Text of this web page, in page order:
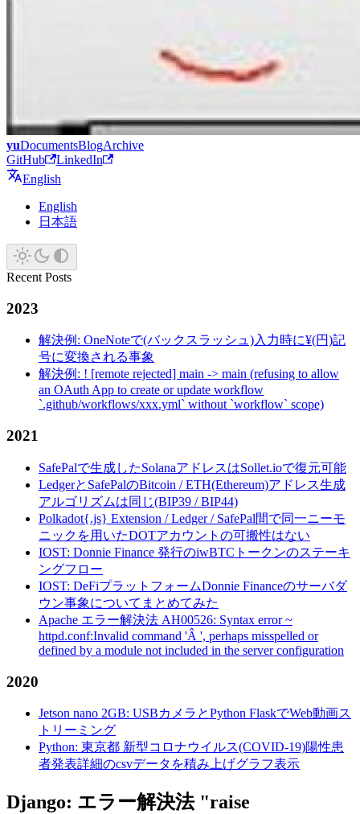
yuDocumentsBlogArchive
GitHub
LinkedIn
English
English
日本語
Recent Posts
2023
解決例: OneNoteで(バックスラッシュ)入力時に¥(円)記
号に変換される事象
解決例: ! [remote rejected] main -> main (refusing to allow
an OAuth App to create or update workflow
`.github/workflows/xxx.yml` without `workflow` scope)
2021
SafePalで生成したSolanaアドレスはSollet.ioで復元可能
LedgerとSafePalのBitcoin / ETH(Ethereum)アドレス生成
アルゴリズムは同じ(BIP39 / BIP44)
Polkadot{.js} Extension / Ledger / SafePal間で同一ニーモ
ニックを用いたDOTアカウントの可搬性はない
IOST: Donnie Finance 発行のiwBTCトークンのステーキ
ングフロー
IOST: DeFiプラットフォームDonnie Financeのサーバダ
ウン事象についてまとめてみた
Apache エラー解決法 AH00526: Syntax error ~
httpd.conf:Invalid command 'Â ', perhaps misspelled or
defined by a module not included in the server configuration
2020
Jetson nano 2GB: USBカメラとPython FlaskでWeb動画ス
トリーミング
Python: 東京都 新型コロナウイルス(COVID-19)陽性患
者発表詳細のcsvデータを積み上げグラフ表示
Django: エラー解決法 "raise